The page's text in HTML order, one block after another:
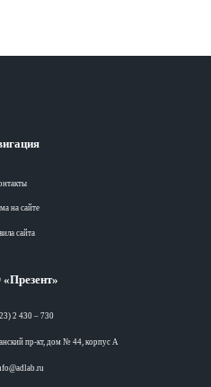
на сайте
сайта
2 430 – 730
пр-кт, дом № 44, корпус А